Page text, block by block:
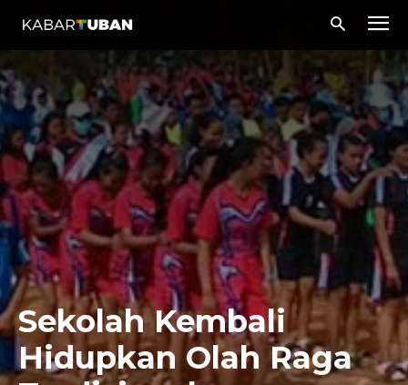
Sekolah Kembali
Hidupkan Olah Raga